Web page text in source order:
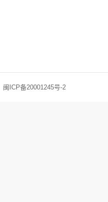
闽ICP备20001245号-2